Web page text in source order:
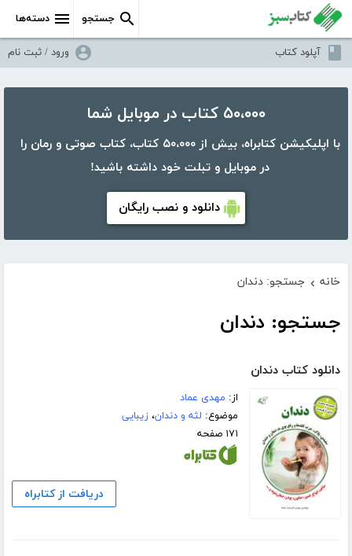
دسته‌ها جستجو
آپلود کتاب ورود / ثبت نام
۵۰،۰۰۰ کتاب در موبایل شما
با اپلیکیشن کتابراه، بیش از ۵۰،۰۰۰ کتاب، کتاب صوتی و رمان را
در موبایل و تبلت خود داشته باشید!
دانلود و نصب رایگان
خانه › جستجو: دندان
جستجو: دندان
دانلود کتاب دندان
از: مهدی عماد
موضوع: لثه و دندان،زیبایی
۱۷۱ صفحه
دریافت از کتابراه